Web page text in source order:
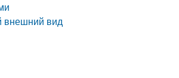
внешний вид